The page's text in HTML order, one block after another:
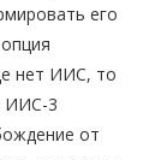
его
нет ИИС, то
ИИС-3
от